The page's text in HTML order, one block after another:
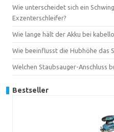
Wie unterscheidet sich ein
Exzenterschleifer?
Wie lange hält der Akku bei
Wie beeinflusst die Hubhöhe das
Welchen Staubsauger-Anschluss
Bestseller